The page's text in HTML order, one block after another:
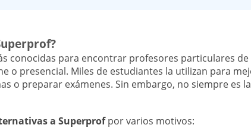
conocidas para encontrar profesores particulares de
o presencial. Miles de estudiantes la utilizan para
o preparar exámenes. Sin embargo, no siempre es
a Superprofpor varios motivos: